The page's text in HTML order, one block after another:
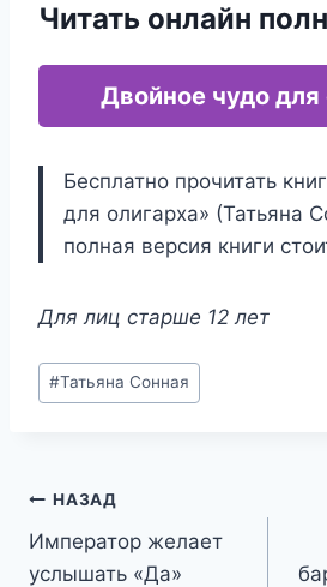
Читать онлайн
Двойное чудо для
Бесплатно прочитать
для олигарха» (Татьяна
полная версия книги
Для лиц старше 12 лет
Метки
записи:
#Татьяна Сонная
Навигация
по
НАЗАД
Император желает
услышать «Да»